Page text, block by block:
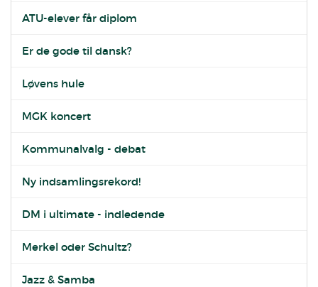
ATU-elever får diplom
Er de gode til dansk?
Løvens hule
MGK koncert
Kommunalvalg - debat
Ny indsamlingsrekord!
DM i ultimate - indledende
Merkel oder Schultz?
Jazz & Samba